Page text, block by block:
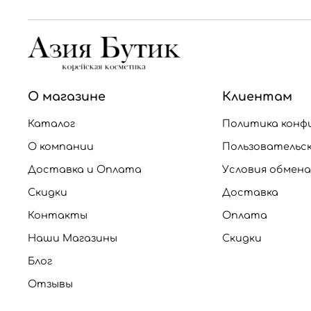
О магазине
Каталог
О компании
Доставка и Оплата
Скидки
Контакты
Наши Магазины
Блог
Отзывы
Клиентам
Политика
Условия
Доставка
Оплата
Скидки